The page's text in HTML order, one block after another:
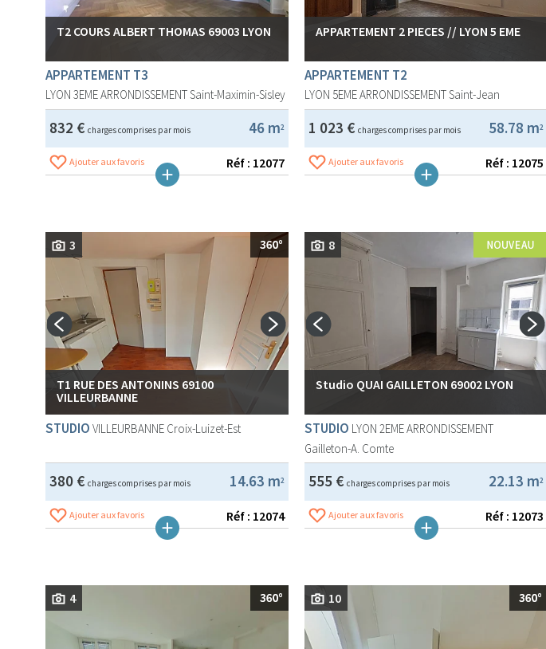
T2 COURS ALBERT THOMAS 69003 LYON
APPARTEMENT T3
LYON 3EME ARRONDISSEMENTSaint-Maximin-Sisley
46 m2
832 € charges comprises par mois
Ajouter aux favoris Réf : 12077
APPARTEMENT 2 PIECES // LYON 5 EME
APPARTEMENT T2
LYON 5EME ARRONDISSEMENTSaint-Jean
58.78 m2
1 023 € charges comprises par mois
Ajouter aux favoris Réf : 12075
3
T1 RUE DES ANTONINS 69100
VILLEURBANNE
STUDIO VILLEURBANNE Croix-Luizet-Est
14.63 m2
380 € charges comprises par mois
Ajouter aux favoris Réf : 12074
8
Studio QUAI GAILLETON 69002 LYON
STUDIO LYON 2EME ARRONDISSEMENT
Gailleton-A. Comte
22.13 m2
555 € charges comprises par mois
Ajouter aux favoris Réf : 12073
4 10